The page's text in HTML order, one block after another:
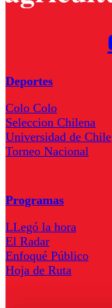
Deportes
Colo Colo
Seleccion Chilena
Universidad de Chile
Torneo Nacional
Programas
LLegó la hora
El Radar
Enfoqué Público
Hoja de Ruta